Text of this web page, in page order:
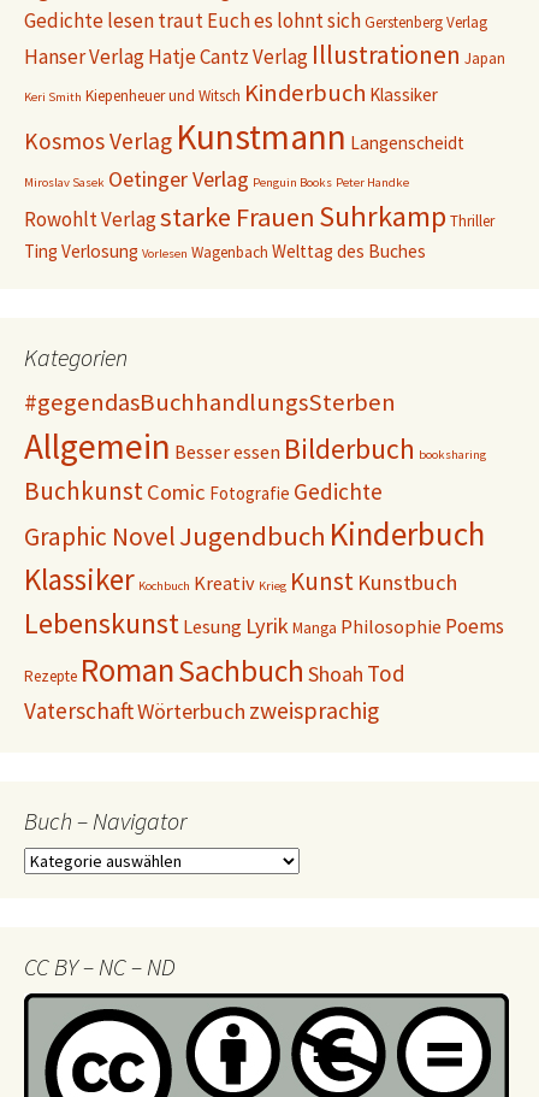
Gedichte lesen traut Euch es lohnt sichGerstenberg Verlag
Hanser VerlagHatje Cantz Verlag Illustrationen Japan
Keri Smith Kiepenheuer und Witsch Kinderbuch Klassiker
Kosmos Verlag Kunstmann Langenscheidt
Miroslav Sasek Oetinger Verlag Penguin Books Peter Handke
Rowohlt Verlagstarke Frauen Suhrkamp Thriller
Ting Verlosung Vorlesen Wagenbach Welttag des Buches
Kategorien
#gegendasBuchhandlungsSterben
Allgemein Besser essen Bilderbuch booksharing
BuchkunstComic Fotografie Gedichte
Graphic NovelJugendbuch Kinderbuch
Klassiker Kochbuch Kreativ Krieg Kunst Kunstbuch
Lebenskunst Lesung LyrikManga Philosophie Poems
Rezepte RomanSachbuch Shoah Tod
VaterschaftWörterbuch zweisprachig
Buch – Navigator
Buch
CC BY – NC – ND